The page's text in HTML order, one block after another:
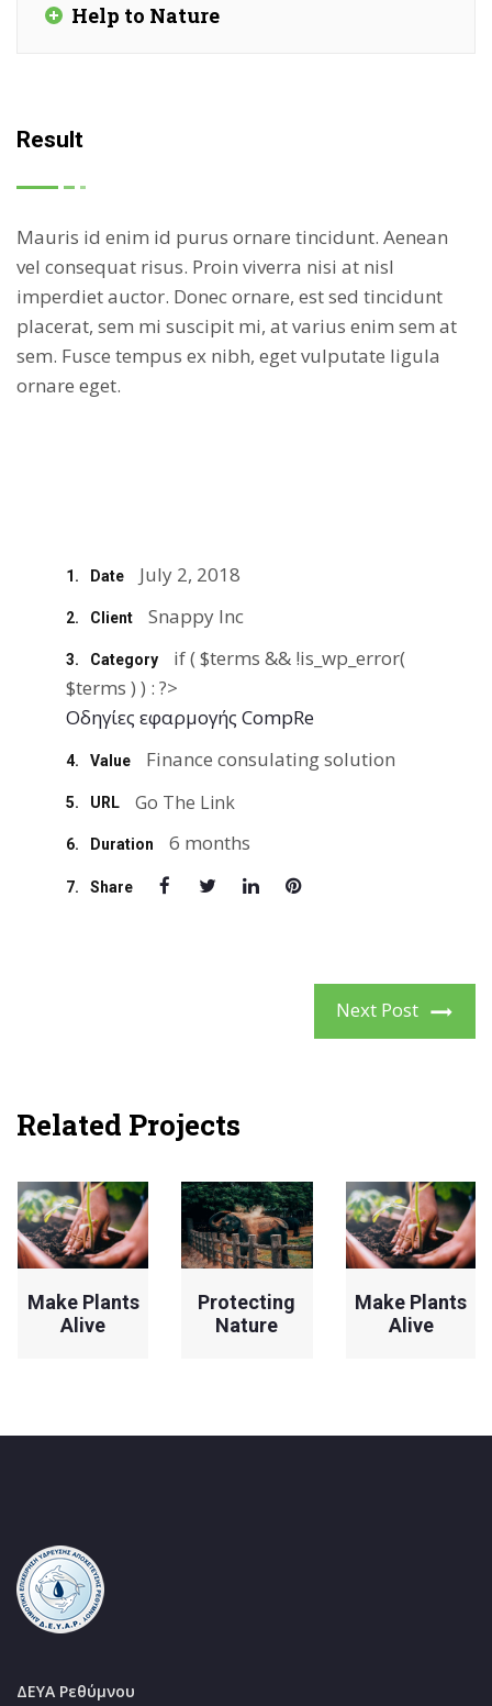
Help to Nature
Result
Mauris id enim id purus ornare tincidunt. Aenean
vel consequat risus. Proin viverra nisi at nisl
imperdiet auctor. Donec ornare, est sed tincidunt
placerat, sem mi suscipit mi, at varius enim sem at
sem. Fusce tempus ex nibh, eget vulputate ligula
ornare eget.
1. Date July 2, 2018
2. Client Snappy Inc
3. Category
if ( $terms && !is_wp_error(
$terms ) ) : ?>
Οδηγίες εφαρμογής CompRe
4. Value Finance consulating solution
5. URL Go The Link
6. Duration 6 months
7. Share
Next Post
Related Projects
Protecting
Nature
Make Plants
Alive
Protecting
Nature
ΔΕΥΑ Ρεθύμνου